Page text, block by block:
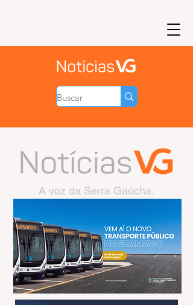
A voz da Serra Gaúcha.